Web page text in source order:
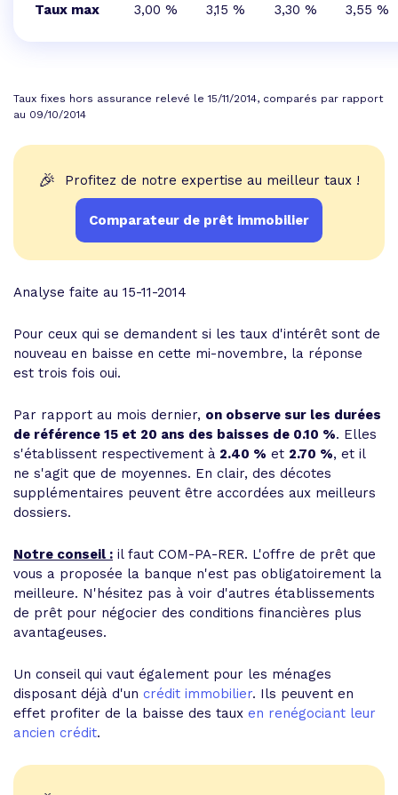
Taux max 3,00 % 3,15 % 3,30 % 3,55 %
Taux fixes hors assurance relevé le 15/11/2014, comparés par rapport
au 09/10/2014
🎉 Profitez de notre expertise au meilleur taux !
Comparateur de prêt immobilier
Analyse faite au 15-11-2014
Pour ceux qui se demandent si les taux d'intérêt sont de
nouveau en baisse en cette mi-novembre, la réponse
est trois fois oui.
Par rapport au mois dernier, on observe sur les durées
de référence 15 et 20 ans des baisses de 0.10 %. Elles
s'établissent respectivement à 2.40 % et 2.70 %, et il
ne s'agit que de moyennes. En clair, des décotes
supplémentaires peuvent être accordées aux meilleurs
dossiers.
Notre conseil : il faut COM-PA-RER. L'offre de prêt que
vous a proposée la banque n'est pas obligatoirement la
meilleure. N'hésitez pas à voir d'autres établissements
de prêt pour négocier des conditions financières plus
avantageuses.
Un conseil qui vaut également pour les ménages
disposant déjà d'un crédit immobilier. Ils peuvent en
effet profiter de la baisse des taux en renégociant leur
ancien crédit.